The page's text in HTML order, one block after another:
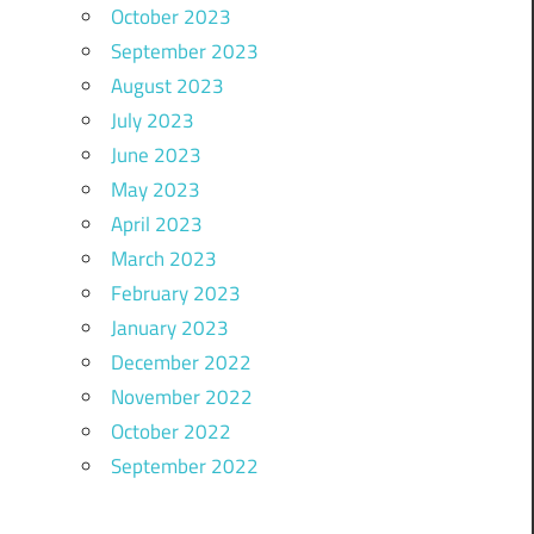
October 2023
September 2023
August 2023
July 2023
June 2023
May 2023
April 2023
March 2023
February 2023
January 2023
December 2022
November 2022
October 2022
September 2022